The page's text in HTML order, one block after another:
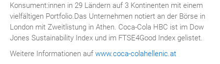
Konsument:innen in 29 Ländern auf 3 Kontinenten mit einem
vielfältigen Portfolio.Das Unternehmen notiert an der Börse in
London mit Zweitlistung in Athen. Coca-Cola HBC ist im Dow
Jones Sustainability Index und im FTSE4Good Index gelistet.
Weitere Informationen auf www.coca-colahellenic.at